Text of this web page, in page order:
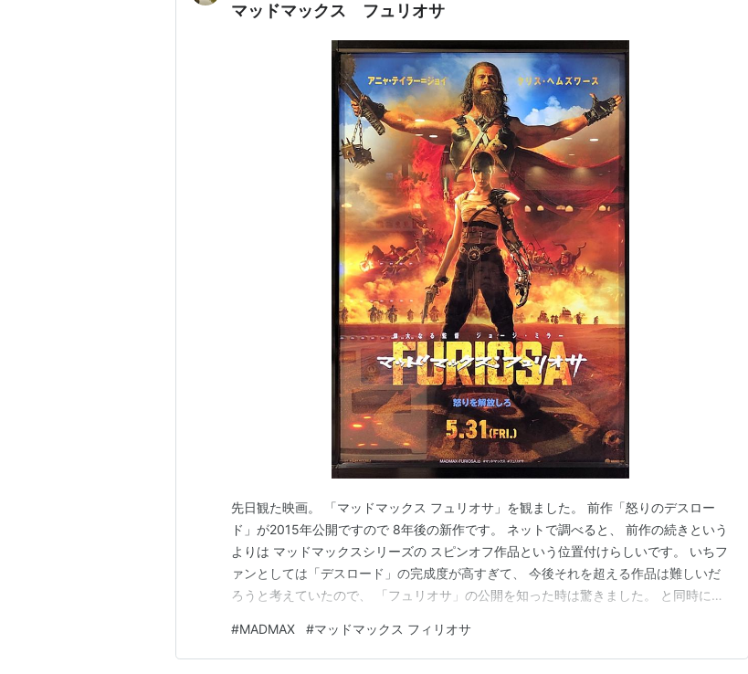
マッドマックス フュリオサ
先日観た映画。 「マッドマックス フュリオサ」を観ました。 前作「怒りのデスロー
ド」が2015年公開ですので 8年後の新作です。 ネットで調べると、 前作の続きという
よりは マッドマックスシリーズの スピンオフ作品という位置付けらしいです。 いちフ
ァンとしては「デスロード」の完成度が高すぎて、 今後それを超える作品は難しいだ
ろうと考えていたので、 「フュリオサ」の公開を知った時は驚きました。 と同時に、
せていました。 今回の「フュリオサ」は配給会社が、 渋谷をジャックみたいな大々的
な宣伝活動を したらしいです…
#MADMAX #マッドマックス フィリオサ